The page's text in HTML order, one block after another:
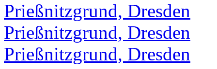
Prießnitzgrund, Dresden
Prießnitzgrund, Dresden
Prießnitzgrund, Dresden